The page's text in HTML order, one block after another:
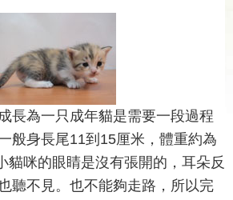
長為一只成年貓是需要一段過程
般身長尾11到15厘米，體重約為
貓咪的眼睛是沒有張開的，耳朵反
聽不見。也不能夠走路，所以完